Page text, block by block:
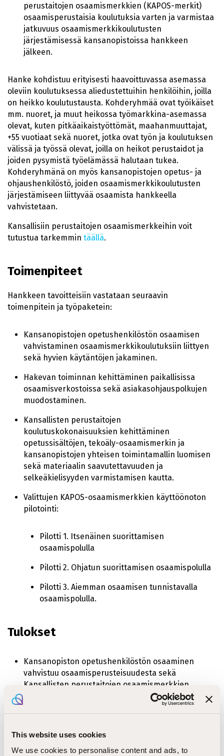
This website uses cookies
We use cookies to personalise content and ads, to
perustaitojen osaamismerkkien (KAPOS-merkit)
osaamisperustaisia koulutuksia varten ja varmistaa
jatkuvuus osaamismerkkikoulutusten
järjestämisessä kansanopistoissa hankkeen
jälkeen.
Hanke kohdistuu erityisesti haavoittuvassa asemassa
oleviin koulutuksessa aliedustettuihin henkilöihin, joilla
on heikko koulutustausta. Kohderyhmää ovat työikäiset
mm. nuoret, ja muut heikossa työmarkkina-asemassa
olevat, kuten pitkäaikaistyöttömät, maahanmuuttajat,
+55 vuotiaat sekä nuoret, jotka ovat työn ja koulutuksen
välissä ja työssä olevat, joilla on heikot perustaidot ja
joiden pysymistä työelämässä halutaan tukea.
Kohderyhmänä on myös kansanopistojen opetus- ja
ohjaushenkilöstö, joiden osaamismerkkikoulutusten
järjestämiseen liittyvää osaamista hankkeella
vahvistetaan.
Kansallisiin perustaitojen osaamismerkkeihin voit
tutustua tarkemmin täällä.
Toimenpiteet
Hankkeen tavoitteisiin vastataan seuraavin
toimenpitein ja työpaketein:
Kansanopistojen opetushenkilöstön osaamisen
vahvistaminen osaamismerkkikoulutuksiin liittyen
sekä hyvien käytäntöjen jakaminen.
Hakevan toiminnan kehittäminen paikallisissa
osaamisverkostoissa sekä asiakasohjauspolkujen
muodostaminen.
Kansallisten perustaitojen
koulutuskokonaisuuksien kehittäminen
opetussisältöjen, tekoäly-osaamismerkin ja
kansanopistojen yhteisen toimintamallin luomisen
sekä materiaalin saavutettavuuden ja
selkeäkielisyyden varmistamisen kautta.
Valittujen KAPOS-osaamismerkkien käyttöönoton
pilotointi:
Pilotti 1. Itsenäinen suorittamisen
osaamispolulla
Pilotti 2. Ohjatun suorittamisen osaamispolulla
Pilotti 3. Aiemman osaamisen tunnistavalla
osaamispolulla.
Tulokset
Kansanopiston opetushenkilöstön osaaminen
vahvistuu osaamisperusteisuudesta sekä
Kansallisten perustaitojen osaamismerkkien
Kansanopistoihin on kehittynyt valtakunnallinen
suorittamiseen.